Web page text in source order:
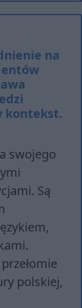
na
kontekst.
swojego
Są
polskiej,